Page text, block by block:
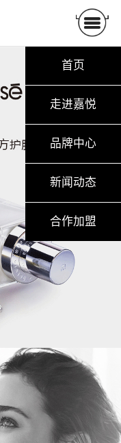
首页
走进嘉悦
品牌中心
新闻动态
合作加盟